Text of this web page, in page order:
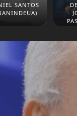
SANTOS